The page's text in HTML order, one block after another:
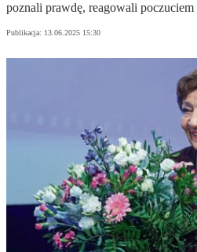
poznali prawdę, reagowali
Publikacja: 13.06.2025 15:30